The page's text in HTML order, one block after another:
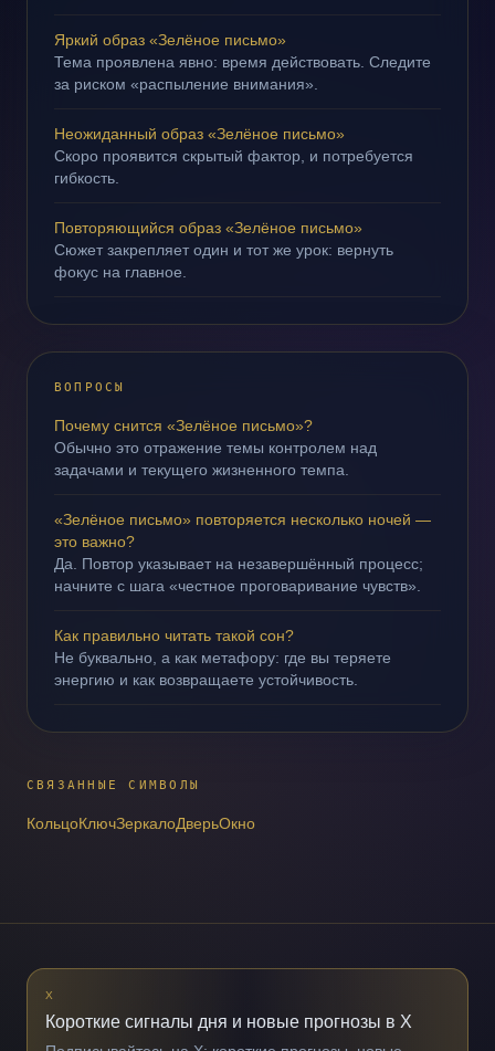
Яркий образ «Зелёное письмо»
Тема проявлена явно: время действовать. Следите
за риском «распыление внимания».
Неожиданный образ «Зелёное письмо»
Скоро проявится скрытый фактор, и потребуется
гибкость.
Повторяющийся образ «Зелёное письмо»
Сюжет закрепляет один и тот же урок: вернуть
фокус на главное.
ВОПРОСЫ
Почему снится «Зелёное письмо»?
Обычно это отражение темы контролем над
задачами и текущего жизненного темпа.
«Зелёное письмо» повторяется несколько ночей —
это важно?
Да. Повтор указывает на незавершённый процесс;
начните с шага «честное проговаривание чувств».
Как правильно читать такой сон?
Не буквально, а как метафору: где вы теряете
энергию и как возвращаете устойчивость.
СВЯЗАННЫЕ СИМВОЛЫ
КольцоКлючЗеркалоДверьОкно
X
Короткие сигналы дня и новые прогнозы в X